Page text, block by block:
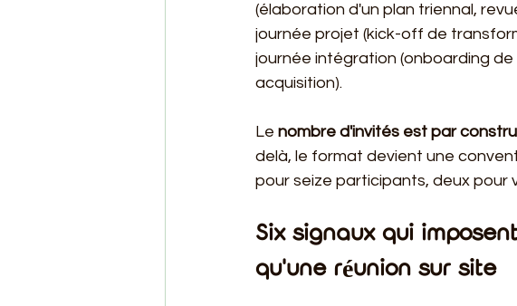
(élaboration d'un plan triennal,
journée projet (kick-off de
journée intégration (onboarding
acquisition).
Le nombre d'invités est par
delà, le format devient une
pour seize participants, deux pour
Six signaux qui
qu'une réunion sur site